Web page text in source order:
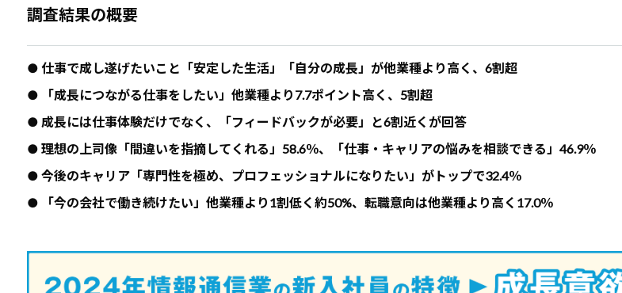
調査結果の概要
● 仕事で成し遂げたいこと「安定した生活」「自分の成長」が他業種より高く、6割超
● 「成長につながる仕事をしたい」他業種より7.7ポイント高く、5割超
● 成長には仕事体験だけでなく、「フィードバックが必要」と6割近くが回答
● 理想の上司像「間違いを指摘してくれる」58.6％、「仕事・キャリアの悩みを相談できる」46.9％
● 今後のキャリア「専門性を極め、プロフェッショナルになりたい」がトップで32.4％
● 「今の会社で働き続けたい」他業種より1割低く約50%、転職意向は他業種より高く17.0％